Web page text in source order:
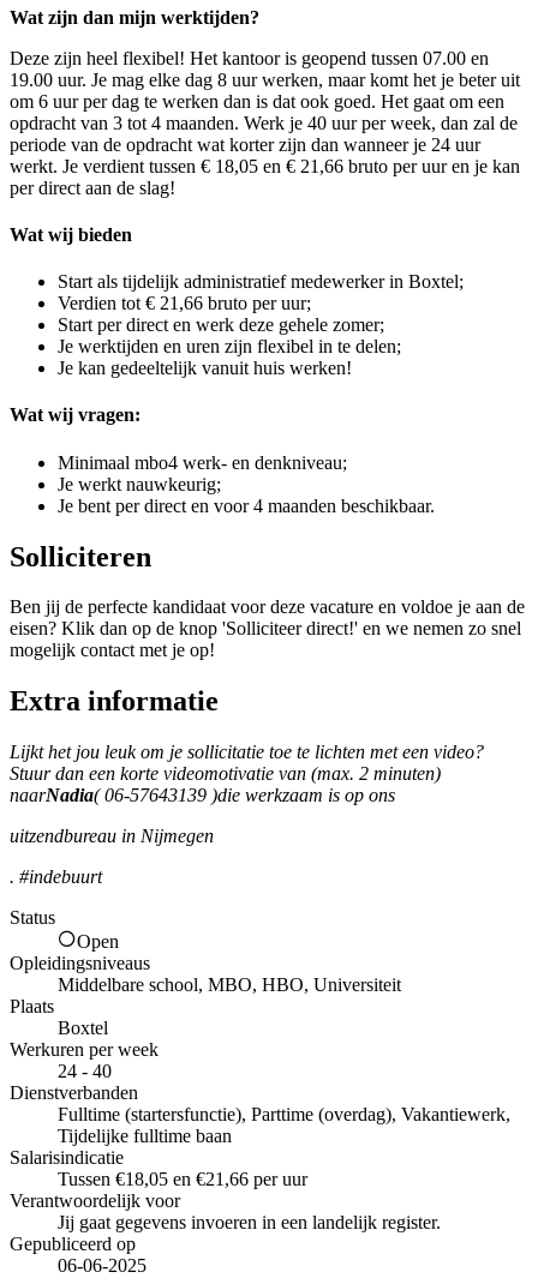
Wat zijn dan mijn werktijden?
Deze zijn heel flexibel! Het kantoor is geopend tussen 07.00 en
19.00 uur. Je mag elke dag 8 uur werken, maar komt het je beter uit
om 6 uur per dag te werken dan is dat ook goed. Het gaat om een
opdracht van 3 tot 4 maanden. Werk je 40 uur per week, dan zal de
periode van de opdracht wat korter zijn dan wanneer je 24 uur
werkt. Je verdient tussen € 18,05 en € 21,66 bruto per uur en je kan
per direct aan de slag!
Wat wij bieden
Start als tijdelijk administratief medewerker in Boxtel;
Verdien tot € 21,66 bruto per uur;
Start per direct en werk deze gehele zomer;
Je werktijden en uren zijn flexibel in te delen;
Je kan gedeeltelijk vanuit huis werken!
Wat wij vragen:
Minimaal mbo4 werk- en denkniveau;
Je werkt nauwkeurig;
Je bent per direct en voor 4 maanden beschikbaar.
Solliciteren
Ben jij de perfecte kandidaat voor deze vacature en voldoe je aan de
eisen? Klik dan op de knop 'Solliciteer direct!' en we nemen zo snel
mogelijk contact met je op!
Extra informatie
Lijkt het jou leuk om je sollicitatie toe te lichten met een video?
Stuur dan een korte videomotivatie van (max. 2 minuten)
naarNadia( 06-57643139 )die werkzaam is op ons
uitzendbureau in Nijmegen
. #indebuurt
Status
Open
Opleidingsniveaus
Middelbare school, MBO, HBO, Universiteit
Plaats
Boxtel
Werkuren per week
24 - 40
Dienstverbanden
Fulltime (startersfunctie), Parttime (overdag), Vakantiewerk,
Tijdelijke fulltime baan
Salarisindicatie
Tussen €18,05 en €21,66 per uur
Verantwoordelijk voor
Jij gaat gegevens invoeren in een landelijk register.
Gepubliceerd op
06-06-2025